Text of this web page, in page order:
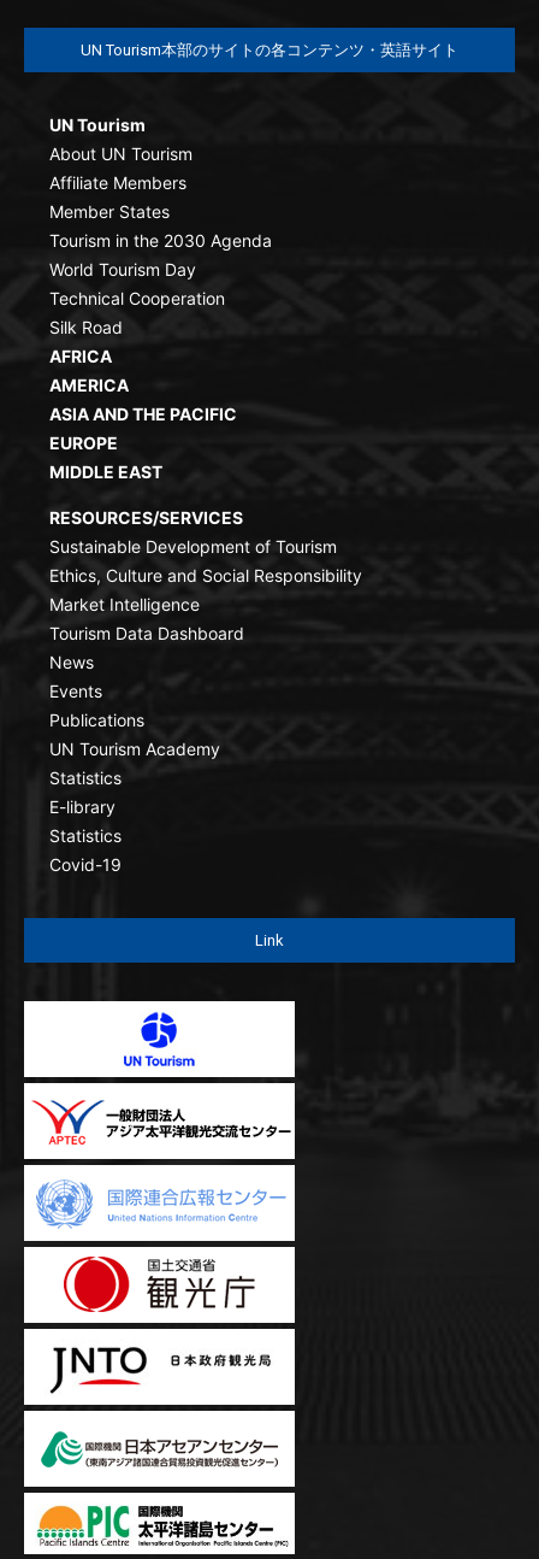
UN Tourism本部のサイトの各コンテンツ・英語サイト
UN Tourism
About UN Tourism
Affiliate Members
Member States
Tourism in the 2030 Agenda
World Tourism Day
Technical Cooperation
Silk Road
AFRICA
AMERICA
ASIA AND THE PACIFIC
EUROPE
MIDDLE EAST
RESOURCES/SERVICES
Sustainable Development of Tourism
Ethics, Culture and Social Responsibility
Market Intelligence
Tourism Data Dashboard
News
Events
Publications
UN Tourism Academy
Statistics
E-library
Statistics
Covid-19
Link